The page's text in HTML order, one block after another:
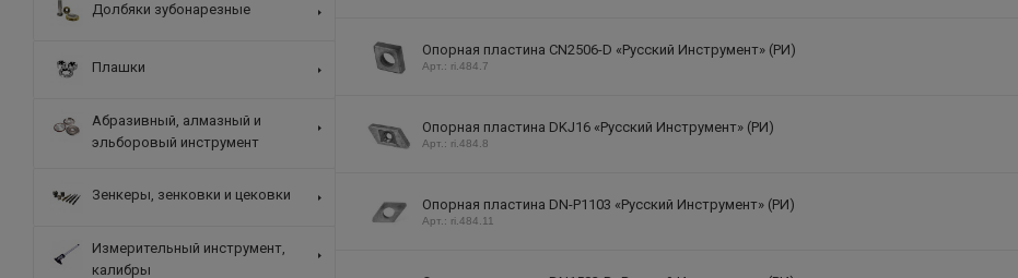
Опорная пластина CN2506-D «Русский Инструмент» (РИ)
Арт.: ri.484.7
Опорная пластина DKJ16 «Русский Инструмент» (РИ)
Арт.: ri.484.8
Опорная пластина DN-P1103 «Русский Инструмент» (РИ)
Арт.: ri.484.11
Долбяки зубонарезные
Плашки
Абразивный, алмазный и
эльборовый инструмент
Зенкеры, зенковки и цековки
Измерительный инструмент,
калибры